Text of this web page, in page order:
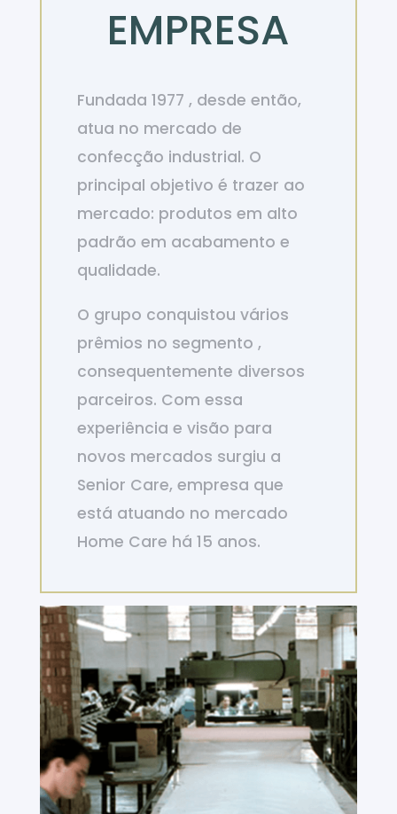
EMPRESA
Fundada 1977 , desde então,
atua no mercado de
confecção industrial. O
principal objetivo é trazer ao
mercado: produtos em alto
padrão em acabamento e
qualidade.
O grupo conquistou vários
prêmios no segmento ,
consequentemente diversos
parceiros. Com essa
experiência e visão para
novos mercados surgiu a
Senior Care, empresa que
está atuando no mercado
Home Care há 15 anos.